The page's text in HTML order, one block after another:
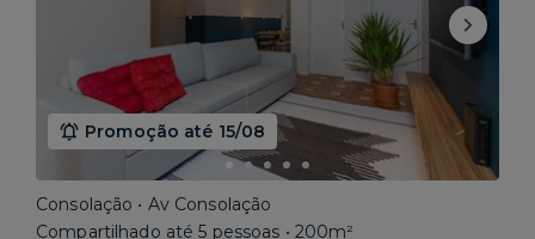
Promoção até 15/08
Consolação • Av Consolação
Compartilhado até 5 pessoas • 200m²